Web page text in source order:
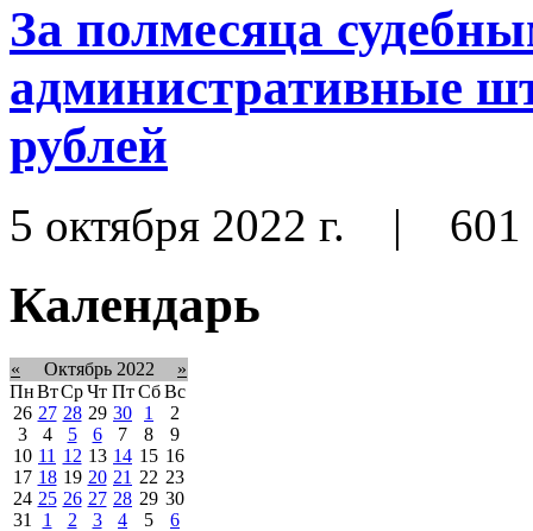
За полмесяца
административные
рублей
5 октября 2022 г. | 601
Календарь
« Октябрь 2022
»
ПнВтСрЧт Пт Сб Вс
26 27 28 29 30 1
2
3
4 5 6 7 8
9
10 11 12 13 14 15 16
17 18 19 20 21 22 23
24 25 26 27 28 29 30
31
1 2 3 4 5 6